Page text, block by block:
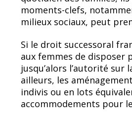
moments-clefs,
milieux sociaux, peut
Si le droit successoral
aux femmes de disposer
jusqu’alors l’autorité
ailleurs, les
indivis ou en lots
accommodements pour